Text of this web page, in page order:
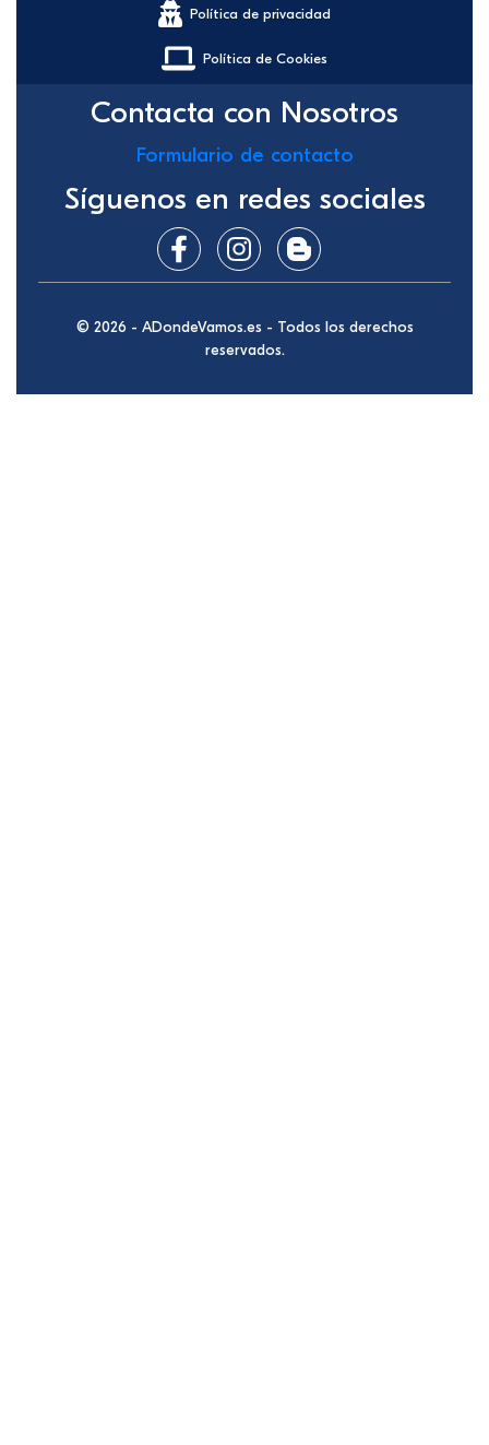
Política de privacidad
Política de Cookies
Contacta con Nosotros
Formulario de contacto
Síguenos en redes sociales
© 2026 - ADondeVamos.es - Todos los derechos
reservados.